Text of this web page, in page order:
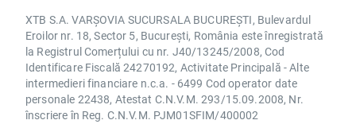
XTB S.A. VARȘOVIA SUCURSALA BUCUREȘTI, Bulevardul
Eroilor nr. 18, Sector 5, București, România este înregistrată
la Registrul Comerțului cu nr. J40/13245/2008, Cod
Identificare Fiscală 24270192, Activitate Principală - Alte
intermedieri financiare n.c.a. - 6499 Cod operator date
personale 22438, Atestat C.N.V.M. 293/15.09.2008, Nr.
înscriere în Reg. C.N.V.M. PJM01SFIM/400002